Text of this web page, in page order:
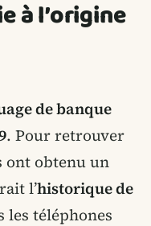
à l’origine
de banque
. Pour retrouver
ont obtenu un
l’historique de
les téléphones